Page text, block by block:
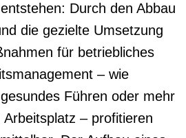
Durch den Abbau
die gezielte Umsetzung
für betriebliches
– wie
Führen oder mehr
– profitieren